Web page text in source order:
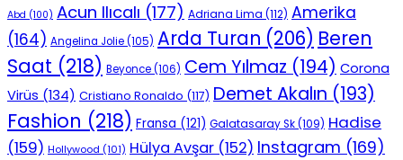
Abd (100) Acun Ilıcalı (177) Adriana Lima (112) Amerika
(164) Angelina Jolie(105) Arda Turan (206) Beren
Saat (218) Beyonce(106) Cem Yılmaz (194) Corona
Virüs (134) Cristiano Ronaldo (117) Demet Akalın (193)
Fashion (218) Fransa (121) Galatasaray Sk(109) Hadise
(159) Hollywood (101) Hülya Avşar (152) Instagram (169)